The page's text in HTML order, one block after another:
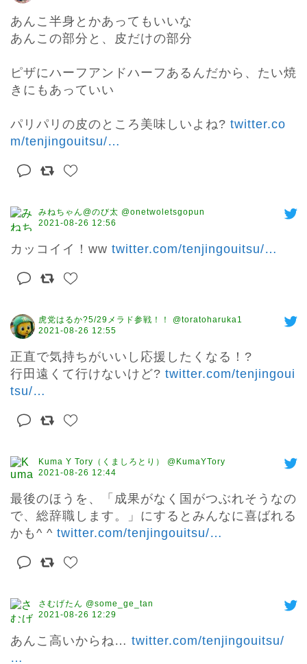
あんこ半身とかあってもいいな
あんこの部分と、皮だけの部分
ピザにハーフアンドハーフあるんだから、たい焼
きにもあっていい
パリパリの皮のところ美味しいよね? twitter.co
m/tenjingouitsu/…
みねちゃん@のび太 @onetwoletsgopun
2021-08-26 12:56
カッコイイ！ww twitter.com/tenjingouitsu/…
虎党はるか?5/29メラド参戦！！ @toratoharuka1
2021-08-26 12:55
正直で気持ちがいいし応援したくなる！?
行田遠くて行けないけど? twitter.com/tenjingoui
tsu/…
Kuma Y Tory（くましろとり） @KumaYTory
2021-08-26 12:44
最後のほうを、「成果がなく国がつぶれそうなの
で、総辞職します。」にするとみんなに喜ばれる
かも^ ^ twitter.com/tenjingouitsu/…
さむげたん @some_ge_tan
2021-08-26 12:29
あんこ高いからね… twitter.com/tenjingouitsu/
…